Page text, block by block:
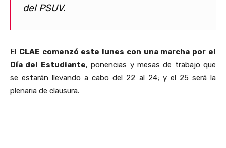
del PSUV.
El CLAE comenzó este lunes con una marcha por el
Día del Estudiante, ponencias y mesas de trabajo que
se estarán llevando a cabo del 22 al 24; y el 25 será la
plenaria de clausura.